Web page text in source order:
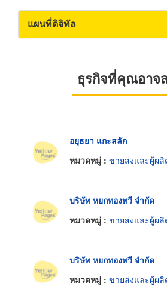
แผนที่ดิจิทัล
ธุรกิจที่คุณอาจ
อยุธยา แกะสลัก
หมวดหมู่ : ขายส่งและผู้ผลิ
บริษัท หยกทองทวี จำกัด
หมวดหมู่ : ขายส่งและผู้ผลิ
บริษัท หยกทองทวี จำกัด
หมวดหมู่ : ขายส่งและผู้ผลิ